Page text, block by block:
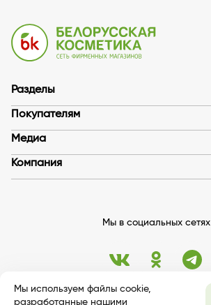
Разделы
Покупателям
Медиа
Компания
Мы в социальных сетях
Мы используем файлы cookie,
разработанные нашими